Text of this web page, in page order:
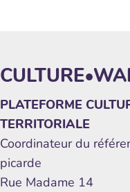
PLATEFORME
TERRITORIALE
Coordinateur du
picarde
Rue Madame 14